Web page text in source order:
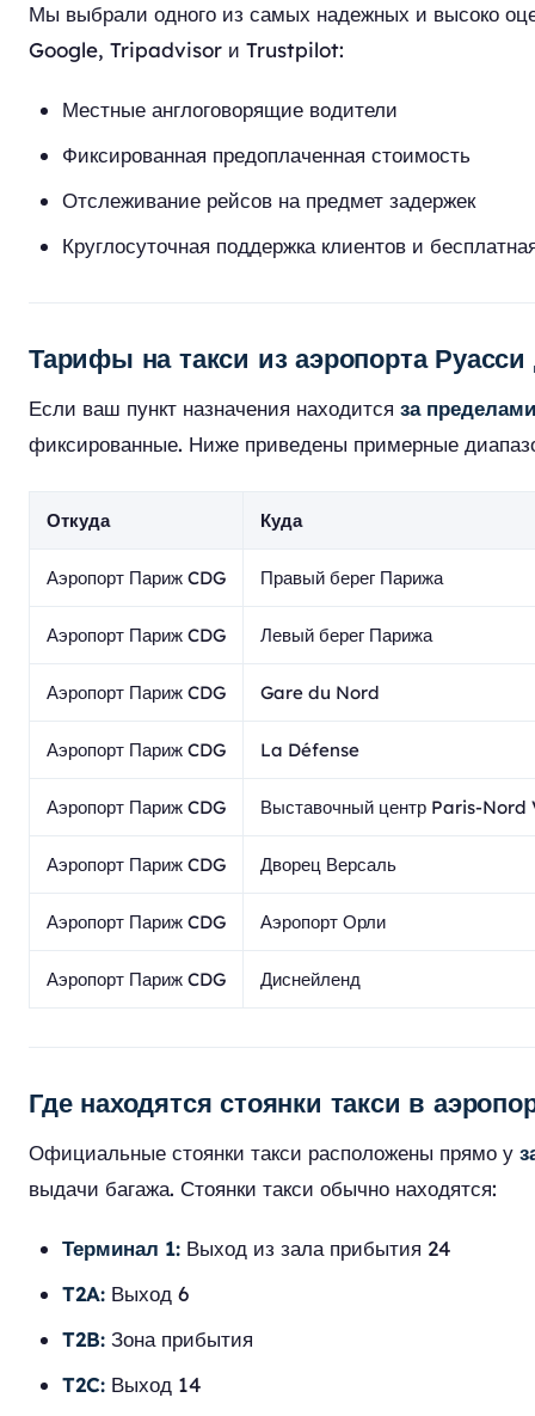
Мы выбрали одного из самых надежных и высоко
Google, Tripadvisor и Trustpilot:
Местные англоговорящие водители
Фиксированная предоплаченная стоимость
Отслеживание рейсов на предмет задержек
Круглосуточная поддержка клиентов и
Тарифы на такси из аэропорта
Если ваш пункт назначения находится за пределами
фиксированные. Ниже приведены примерные
Откуда Куда
Аэропорт Париж CDG Правый берег Парижа
Аэропорт Париж CDG Левый берег Парижа
Аэропорт Париж CDG Gare du Nord
Аэропорт Париж CDG La Défense
Аэропорт Париж CDG Выставочный центр Paris-
Аэропорт Париж CDG Дворец Версаль
Аэропорт Париж CDG Аэропорт Орли
Аэропорт Париж CDG Диснейленд
Где находятся стоянки такси в
Официальные стоянки такси расположены прямо у
выдачи багажа. Стоянки такси обычно находятся:
Терминал 1: Выход из зала прибытия 24
T2A: Выход 6
T2B: Зона прибытия
T2C: Выход 14